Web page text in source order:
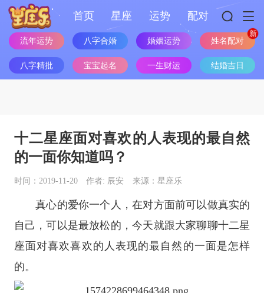
首页 星座 运势 配对
流年运势 八字合婚 婚姻运势 姓名配对
八字精批 宝宝起名 一生财运 结婚吉日
十二星座面对喜欢的人表现的最自然
的一面你知道吗？
时间：2019-11-20 作者: 辰安 来源：星座乐
真心的爱你一个人，在对方面前可以做真实的
自己，可以是最放松的，今天就跟大家聊聊十二星
座面对喜欢喜欢的人表现的最自然的一面是怎样
的。